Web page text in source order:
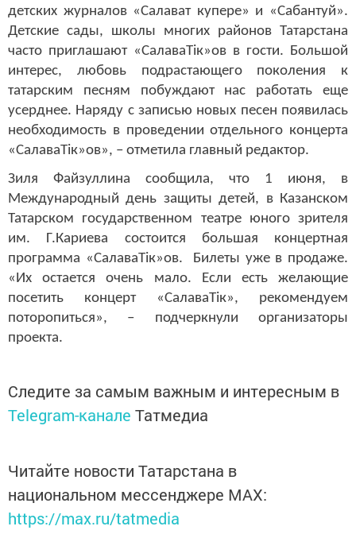
детских журналов «Салават купере» и «Сабантуй».
Детские сады, школы многих районов Татарстана
часто приглашают «СалаваТік»ов в гости. Большой
интерес, любовь подрастающего поколения к
татарским песням побуждают нас работать еще
усерднее. Наряду с записью новых песен появилась
необходимость в проведении отдельного концерта
«СалаваТік»ов», – отметила главный редактор.
Зиля Файзуллина сообщила, что 1 июня, в
Международный день защиты детей, в Казанском
Татарском государственном театре юного зрителя
им. Г.Кариева состоится большая концертная
программа «СалаваТік»ов. Билеты уже в продаже.
«Их остается очень мало. Если есть желающие
посетить концерт «СалаваТік», рекомендуем
поторопиться», – подчеркнули организаторы
проекта.
Следите за самым важным и интересным в
Telegram-канале Татмедиа
Читайте новости Татарстана в
национальном мессенджере MАХ:
https://max.ru/tatmedia